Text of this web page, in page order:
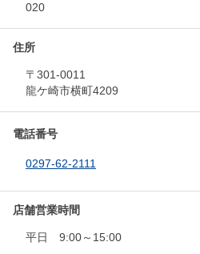
020
住所
〒301-0011
龍ケ崎市横町4209
電話番号
0297-62-2111
店舗営業時間
平日 9:00～15:00